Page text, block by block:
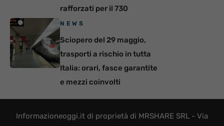
rafforzati per il 730
NEWS
Sciopero del 29 maggio,
trasporti a rischio in tutta
Italia: orari, fasce garantite
e mezzi coinvolti
Informazioneoggi.it di proprietà di MRSHARE SRL - Via